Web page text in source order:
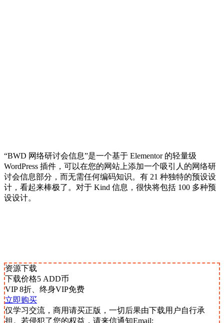
“BWD 网络研讨会信息”是一个基于 Elementor 的轻量级
WordPress 插件，可以在您的网站上添加一个吸引人的网络研
讨会信息部分，而无需任何编码知识。有 21 种独特的预设设
计，看起来棒极了。对于 Kind 信息，很快将包括 100 多种预
设设计。
资源下载
下载价格5 ADD币
VIP 8折、终身VIP免费
立即购买
仅学习交流，商用请买正版，一切后果由下载用户自行承
担。若侵犯了您的权益，请来信通知Email: